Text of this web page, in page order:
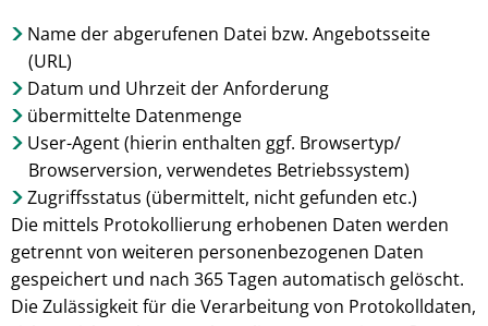
Name der abgerufenen Datei bzw. Angebotsseite
(URL)
Datum und Uhrzeit der Anforderung
übermittelte Datenmenge
User-Agent (hierin enthalten ggf. Browsertyp/
Browserversion, verwendetes Betriebssystem)
Zugriffsstatus (übermittelt, nicht gefunden etc.)
Die mittels Protokollierung erhobenen Daten werden
getrennt von weiteren personenbezogenen Daten
gespeichert und nach 365 Tagen automatisch gelöscht.
Die Zulässigkeit für die Verarbeitung von Protokolldaten,